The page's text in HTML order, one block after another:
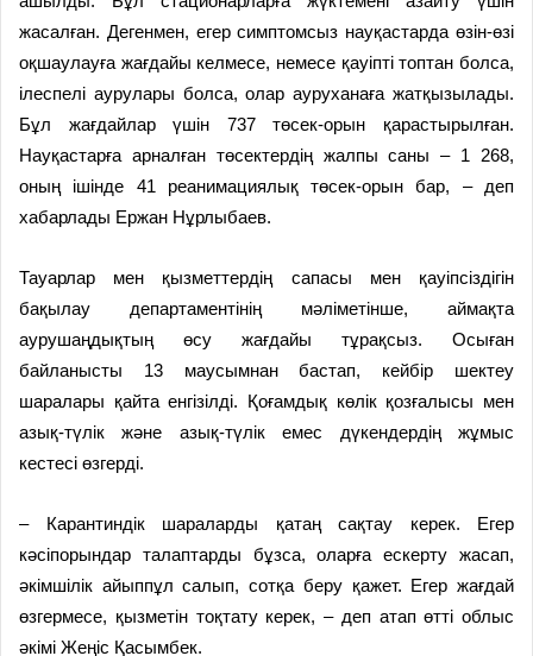
жасалған. Дегенмен, егер симптомсыз науқастарда өзін-өзі
оқшаулауға жағдайы келмесе, немесе қауіпті топтан болса,
ілеспелі аурулары болса, олар ауруханаға жатқызылады.
Бұл жағдайлар үшін 737 төсек-орын қарастырылған.
Науқастарға арналған төсектердің жалпы саны – 1 268,
оның ішінде 41 реанимациялық төсек-орын бар, – деп
хабарлады Ержан Нұрлыбаев.
Тауарлар мен қызметтердің сапасы мен қауіпсіздігін
бақылау департаментінің мәліметінше, аймақта
аурушаңдықтың өсу жағдайы тұрақсыз. Осыған
байланысты 13 маусымнан бастап, кейбір шектеу
шаралары қайта енгізілді. Қоғамдық көлік қозғалысы мен
азық-түлік және азық-түлік емес дүкендердің жұмыс
кестесі өзгерді.
– Карантиндік шараларды қатаң сақтау керек. Егер
кәсіпорындар талаптарды бұзса, оларға ескерту жасап,
әкімшілік айыппұл салып, сотқа беру қажет. Егер жағдай
өзгермесе, қызметін тоқтату керек, – деп атап өтті облыс
әкімі Жеңіс Қасымбек.